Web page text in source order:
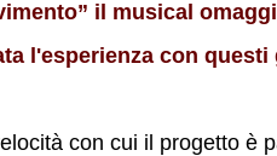
il musical
l'esperienza con questi
con cui il progetto è